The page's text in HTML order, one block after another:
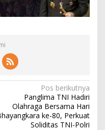
Pos berikutnya
Panglima TNI Hadiri
Olahraga Bersama Hari
ke-80, Perkuat
Soliditas TNI-Polri